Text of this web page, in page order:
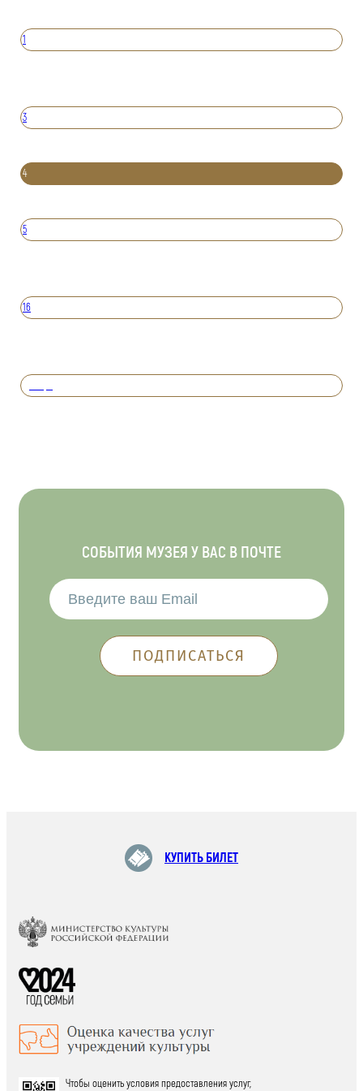
1
3
4
5
16
СОБЫТИЯ МУЗЕЯ У ВАС В ПОЧТЕ
КУПИТЬ БИЛЕТ
Чтобы оценить условия предоставления услуг,